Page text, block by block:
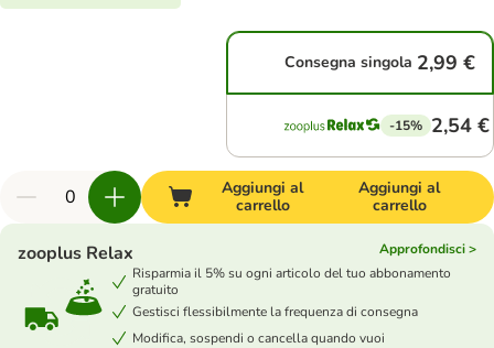
Consegna singola 2,99 €
-15% 2,54 €
Aggiungi al
carrello
Aggiungi al
carrello
zooplus Relax
Approfondisci >
Risparmia il 5% su ogni articolo del tuo abbonamento
gratuito
Gestisci flessibilmente la frequenza di consegna
Modifica, sospendi o cancella quando vuoi